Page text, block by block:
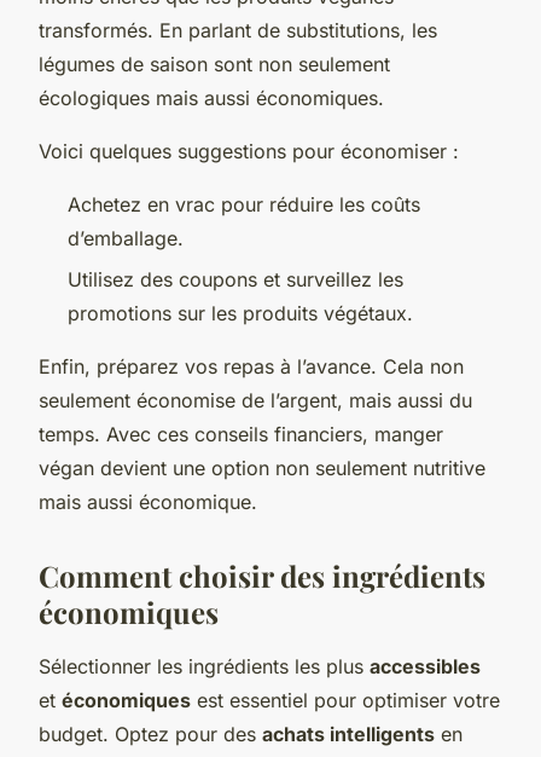
transformés. En parlant de substitutions, les
légumes de saison sont non seulement
écologiques mais aussi économiques.
Voici quelques suggestions pour économiser :
Achetez en vrac pour réduire les coûts
d’emballage.
Utilisez des coupons et surveillez les
promotions sur les produits végétaux.
Enfin, préparez vos repas à l’avance. Cela non
seulement économise de l’argent, mais aussi du
temps. Avec ces conseils financiers, manger
végan devient une option non seulement nutritive
mais aussi économique.
Comment choisir des ingrédients
économiques
Sélectionner les ingrédients les plus accessibles
et économiques est essentiel pour optimiser votre
budget. Optez pour des achats intelligents en